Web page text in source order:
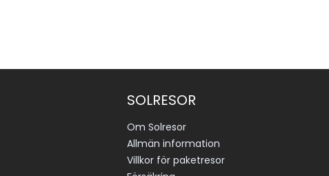
SOLRESOR
Om Solresor
Allmän information
Villkor för paketresor